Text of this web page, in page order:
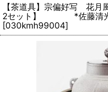
【茶道具】宗偏好写 花
2セット】 *佐藤清
[030kmh99004]